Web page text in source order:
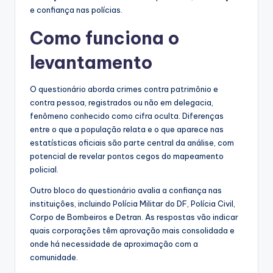
e confiança nas polícias.
Como funciona o
levantamento
O questionário aborda crimes contra patrimônio e
contra pessoa, registrados ou não em delegacia,
fenômeno conhecido como cifra oculta. Diferenças
entre o que a população relata e o que aparece nas
estatísticas oficiais são parte central da análise, com
potencial de revelar pontos cegos do mapeamento
policial.
Outro bloco do questionário avalia a confiança nas
instituições, incluindo Polícia Militar do DF, Polícia Civil,
Corpo de Bombeiros e Detran. As respostas vão indicar
quais corporações têm aprovação mais consolidada e
onde há necessidade de aproximação com a
comunidade.